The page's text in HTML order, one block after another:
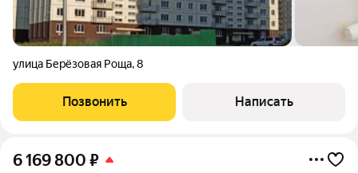
улица Берёзовая Роща,8
Позвонить Написать
6 169 800 ₽